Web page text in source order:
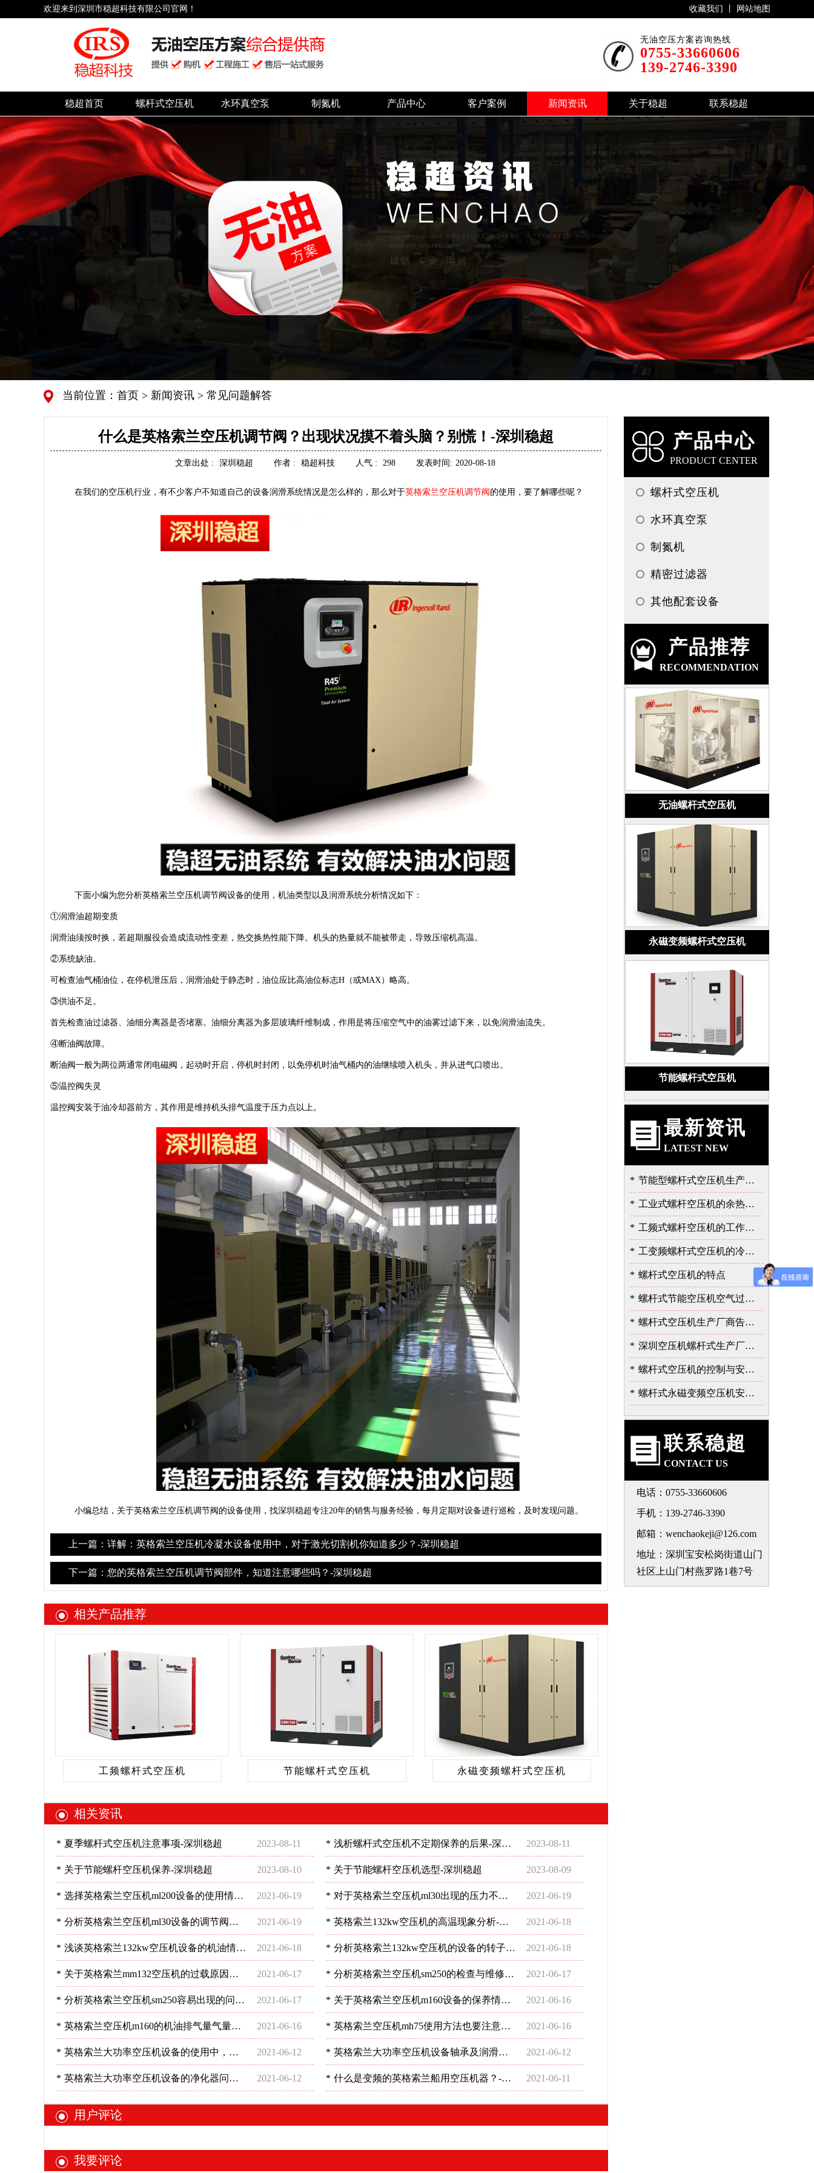
欢迎来到深圳市稳超科技有限公司官网！ 收藏我们 丨 网站地图
无油空压方案咨询热线
0755-33660606
139-2746-3390
稳超首页 螺杆式空压机 水环真空泵 制氮机 产品中心 客户案例 新闻资讯 关于稳超 联系稳超
当前位置： 首页 > 新闻资讯 > 常见问题解答
什么是英格索兰空压机调节阀？出现状况摸不着头脑？别慌！-深圳稳超
文章出处 : 深圳稳超 作者 : 稳超科技 人气 : 298 发表时间: 2020-08-18
在我们的空压机行业，有不少客户不知道自己的设备润滑系统情况是怎么样的，那么对于英格索兰空压机调节阀 的使用，要了解哪些呢？
下面小编为您分析英格索兰空压机调节阀设备的使用，机油类型以及润滑系统分析情况如下：
①润滑油超期变质
润滑油须按时换，若超期服役会造成流动性变差，热交换热性能下降。机头的热量就不能被带走，导致压缩机高温。
②系统缺油。
可检查油气桶油位，在停机泄压后，润滑油处于静态时，油位应比高油位标志H（或MAX）略高。
③供油不足。
首先检查油过滤器、油细分离器是否堵塞。油细分离器为多层玻璃纤维制成，作用是将压缩空气中的油雾过滤下来，以免润滑油流失。
④断油阀故障。
断油阀一般为两位两通常闭电磁阀，起动时开启，停机时封闭，以免停机时油气桶内的油继续喷入机头，并从进气口喷出。
⑤温控阀失灵
温控阀安装于油冷却器前方，其作用是维持机头排气温度于压力点以上。
小编总结，关于英格索兰空压机调节阀的设备使用，找深圳稳超专注20年的销售与服务经验，每月定期对设备进行巡检，及时发现问题。
上一篇：详解：英格索兰空压机冷凝水设备使用中，对于激光切割机你知道多少？-深圳稳超
下一篇：您的英格索兰空压机调节阀部件，知道注意哪些吗？-深圳稳超
相关产品推荐
工频螺杆式空压机 节能螺杆式空压机 永磁变频螺杆式空压机
相关资讯
* 夏季螺杆式空压机注意事项-深圳稳超 2023-08-11 * 浅析螺杆式空压机不定期保养的后果-深圳
稳超
2023-08-11
* 关于节能螺杆空压机保养-深圳稳超 2023-08-10 * 关于节能螺杆空压机选型-深圳稳超 2023-08-09
* 选择英格索兰空压机ml200设备的使用情
况-深圳稳超
2021-06-19 * 对于英格索兰空压机ml30出现的压力不足
现象分析-深圳稳超
2021-06-19
* 分析英格索兰空压机ml30设备的调节阀情
况-深圳稳超
2021-06-19 * 英格索兰132kw空压机的高温现象分析-深
圳稳超
2021-06-18
* 浅谈英格索兰132kw空压机设备的机油情况
分析-深圳稳超
2021-06-18 * 分析英格索兰132kw空压机的设备的转子平
衡-深圳稳超
2021-06-18
* 关于英格索兰mm132空压机的过载原因及
方法分析-[深圳稳超]
2021-06-17 * 分析英格索兰空压机sm250的检查与维修情
况-深圳稳超
2021-06-17
* 分析英格索兰空压机sm250容易出现的问
题-深圳稳超
2021-06-17 * 关于英格索兰空压机m160设备的保养情况
分析-深圳稳超
2021-06-16
* 英格索兰空压机m160的机油排气量气量不
足？-深圳稳超
2021-06-16 * 英格索兰空压机mh75使用方法也要注意？-
深圳稳超
2021-06-16
* 英格索兰大功率空压机设备的使用中，管
道布置的要点是哪些？-深圳稳超
2021-06-12 * 英格索兰大功率空压机设备轴承及润滑油
的使用注意事项-深圳稳超
2021-06-12
* 英格索兰大功率空压机设备的净化器问
题，您清楚吗？-深圳稳超
2021-06-12 * 什么是变频的英格索兰船用空压机器？-深
圳稳超
2021-06-11
用户评论
我要评论
产品中心
PRODUCT CENTER
螺杆式空压机
水环真空泵
制氮机
精密过滤器
其他配套设备
产品推荐
RECOMMENDATION
无油螺杆式空压机
永磁变频螺杆式空压机
节能螺杆式空压机
最新资讯
LATEST NEW
* 节能型螺杆式空压机生产厂告诉我的泄露故障的严重性
* 工业式螺杆空压机的余热的价值
* 工频式螺杆空压机的工作过程
* 工变频螺杆式空压机的冷却与润滑系统
* 螺杆式空压机的特点
* 螺杆式节能空压机空气过滤器的保养
* 螺杆式空压机生产厂商告诉您余热回收的重要性
* 深圳空压机螺杆式生产厂家告诉您如何选择空压机
* 螺杆式空压机的控制与安全保护系统
* 螺杆式永磁变频空压机安装注意事项-深圳稳超
联系稳超
CONTACT US
电话：0755-33660606
手机：139-2746-3390
邮箱：wenchaokeji@126.com
地址：深圳宝安松岗街道山门
社区上山门村燕罗路1巷7号